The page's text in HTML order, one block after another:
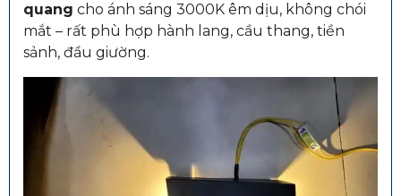
quang cho ánh sáng 3000K êm dịu, không chói
mắt – rất phù hợp hành lang, cầu thang, tiền
sảnh, đầu giường.